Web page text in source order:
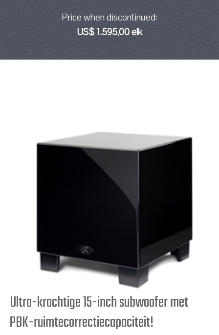
Price when discontinued:
US$ 1.595,00 elk
Ultra-krachtige 15-inch subwoofer met
PBK-ruimtecorrectiecapaciteit!